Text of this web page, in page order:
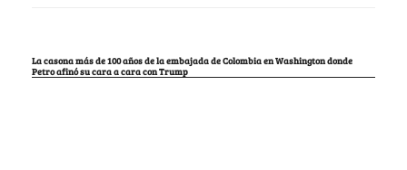
La casona más de 100 años de la embajada de Colombia en Washington donde
Petro afinó su cara a cara con Trump